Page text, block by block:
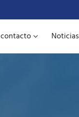
contacto Noticias